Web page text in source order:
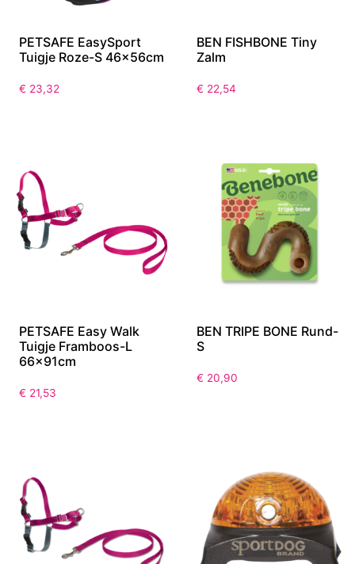
PETSAFE EasySport
Tuigje Roze-S 46x56cm
€ 23,32
BEN FISHBONE Tiny
Zalm
€ 22,54
PETSAFE Easy Walk
Tuigje Framboos-L
66x91cm
€ 21,53
BEN TRIPE BONE Rund-
S
€ 20,90